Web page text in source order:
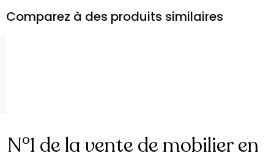
Comparez à des produits similaires
N°1 de la vente de mobilier en